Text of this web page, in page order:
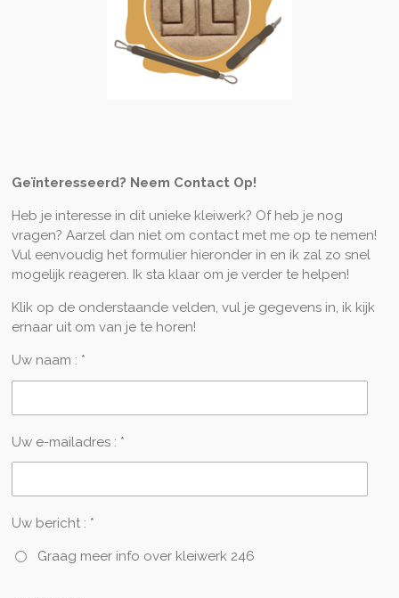
Geïnteresseerd? Neem Contact Op!
Heb je interesse in dit unieke kleiwerk? Of heb je nog
vragen? Aarzel dan niet om contact met me op te nemen!
Vul eenvoudig het formulier hieronder in en ik zal zo snel
mogelijk reageren. Ik sta klaar om je verder te helpen!
Klik op de onderstaande velden, vul je gegevens in, ik kijk
ernaar uit om van je te horen!
Uw naam : *
Uw e-mailadres : *
Uw bericht : *
Graag meer info over kleiwerk 246